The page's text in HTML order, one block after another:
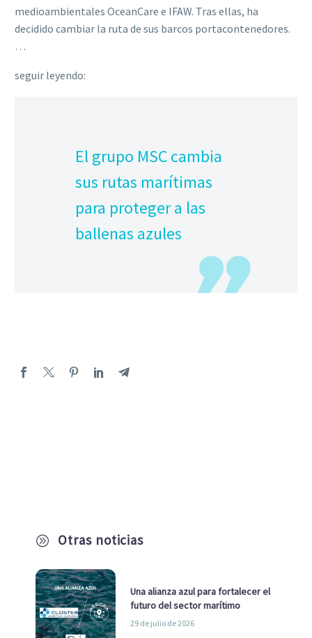
A Otras noticias
Una alianza azul para fortalecer el
futuro del sector marítimo
29 de julio de 2026
medioambientales OceanCare e IFAW. Tras ellas, ha
decidido cambiar la ruta de sus barcos portacontenedores.
…
seguir leyendo:
El grupo MSC cambia
sus rutas marítimas
para proteger a las
ballenas azules